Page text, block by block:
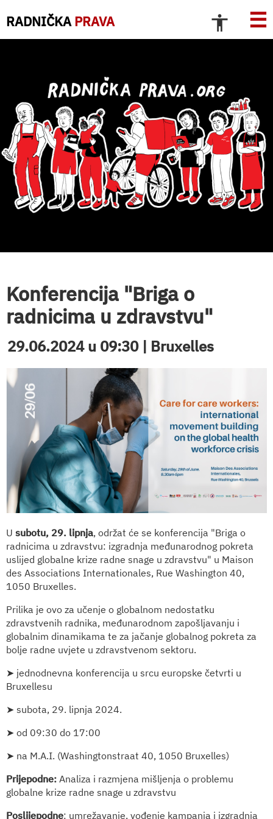
RADNIČKA PRAVA ☰
Konferencija "Briga o
radnicima u zdravstvu"
29.06.2024 u 09:30 | Bruxelles
U subotu, 29. lipnja, održat će se konferencija "Briga o
radnicima u zdravstvu: izgradnja međunarodnog pokreta
uslijed globalne krize radne snage u zdravstvu" u Maison
des Associations Internationales, Rue Washington 40,
1050 Bruxelles.
Prilika je ovo za učenje o globalnom nedostatku
zdravstvenih radnika, međunarodnom zapošljavanju i
globalnim dinamikama te za jačanje globalnog pokreta za
bolje radne uvjete u zdravstvenom sektoru.
➤ jednodnevna konferencija u srcu europske četvrti u
Bruxellesu
➤ subota, 29. lipnja 2024.
➤ od 09:30 do 17:00
➤ na M.A.I. (Washingtonstraat 40, 1050 Bruxelles)
Prijepodne: Analiza i razmjena mišljenja o problemu
globalne krize radne snage u zdravstvu
Poslijepodne: umrežavanje, vođenje kampanja i izgradnja